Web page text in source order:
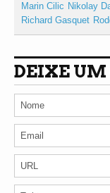
Marin Cilic Nikolay
Richard Gasquet
DEIXE